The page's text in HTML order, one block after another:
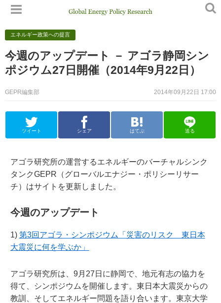
エネルギー政策への提言
今週のアップデート － アゴラ静岡シン
ポジウム27日開催（2014年9月22日）
2014年09月22日 17:00
GEPR編集部
ツイート シェア はてぶ 送る
アゴラ研究所の運営するエネルギーのバーチャルシンク
タンクGEPR（グローバルエナジー・ポリシーリサー
チ）はサイトを更新しました。
今週のアップデート
1) 第3回アゴラ・シンポジウム「災害のリスク 東日本
大震災に何を学ぶか」
アゴラ研究所は、9月27日に静岡で、地元有志の協力を
得て、シンポジウムを開催します。東日本大震災からの
教訓、そしてエネルギー問題を語り合います。東京大学